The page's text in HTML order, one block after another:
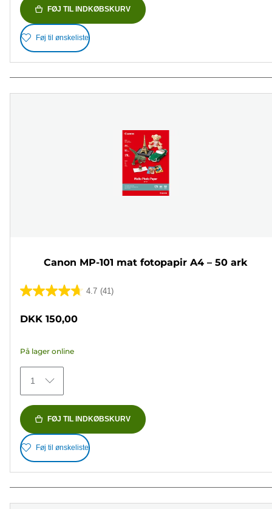
FØJ TIL INDKØBSKURV
Føj til ønskeliste
Canon MP-101 mat fotopapir A4 – 50 ark
4.7 (41)
4.7
stjerner.
41
anmeldelser
DKK 150,00
På lager online
1
FØJ TIL INDKØBSKURV
Føj til ønskeliste